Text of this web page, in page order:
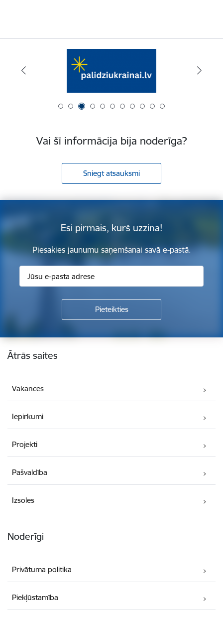
Vai šī informācija bija noderīga?
Sniegt atsauksmi
Esi pirmais, kurš uzzina!
Piesakies jaunumu saņemšanai savā e-pastā.
Kājene
Ātrās saites
Vakances
Iepirkumi
Projekti
Pašvaldība
Izsoles
Noderīgi
Privātuma politika
Piekļūstamība